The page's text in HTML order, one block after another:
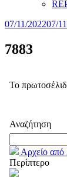
07/11/202207/
7883
Το
Αναζήτηση
Αρχείο
Περίπτερο